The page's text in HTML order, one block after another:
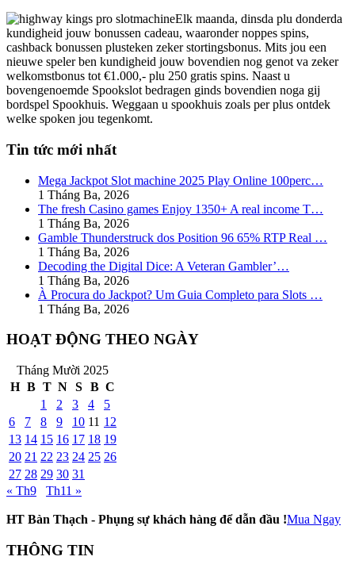
Elk maanda, dinsda plu donderda
kundigheid jouw bonussen cadeau, waaronder noppes spins,
cashback bonussen plusteken zeker stortingsbonus. Mits jou een
nieuwe speler ben kundigheid jouw bovendien nog genot va zeker
welkomstbonus tot €1.000,- plu 250 gratis spins. Naast u
bovengenoemde Spookslot bedragen ginds bovendien noga gij
bordspel Spookhuis. Weggaan u spookhuis zoals per plus ontdek
welke spoken jou tegenkomt.
Tin tức mới nhất
Mega Jackpot Slot machine 2025 Play Online 100perc…
1 Tháng Ba, 2026
The fresh Casino games Enjoy 1350+ A real income T…
1 Tháng Ba, 2026
Gamble Thunderstruck dos Position 96 65% RTP Real …
1 Tháng Ba, 2026
Decoding the Digital Dice: A Veteran Gambler’…
1 Tháng Ba, 2026
À Procura do Jackpot? Um Guia Completo para Slots …
1 Tháng Ba, 2026
HOẠT ĐỘNG THEO NGÀY
Tháng Mười 2025
H B T N S B C
1
2 3 4
5
6
7 8 9 10 11 12
13 14 15 16 17 18 19
20 21 22 23 24 25 26
27 28 29 30 31
« Th9
Th11 »
HT Bàn Thạch - Phụng sự khách hàng để dẫn đầu !Mua Ngay
THÔNG TIN